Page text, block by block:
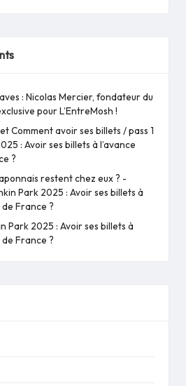
: Nicolas Mercier, fondateur du
pour L’EntreMosh !
Comment avoir ses billets / pass 1
: Avoir ses billets à l’avance
?
restent chez eux ? -
Park 2025 : Avoir ses billets à
France ?
Park 2025 : Avoir ses billets à
France ?